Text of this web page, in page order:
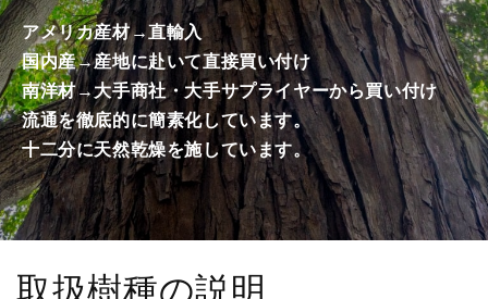
数
量
を
減
ら
す
数
量
を
増
や
す
アメリカ産材→直輸入
国内産→産地に赴いて直接買い付け
南洋材→大手商社・大手サプライヤーから買い付け
流通を徹底的に簡素化しています。
十二分に天然乾燥を施しています。